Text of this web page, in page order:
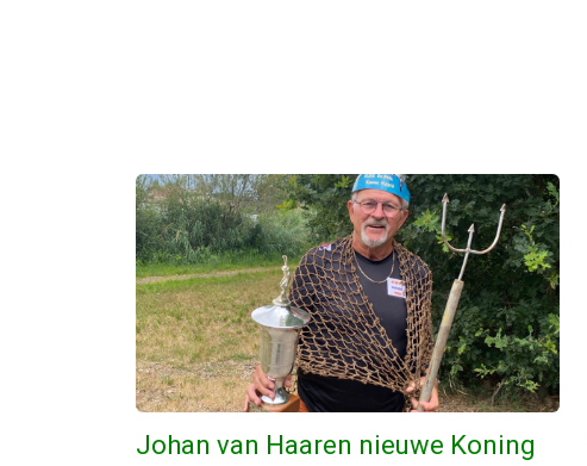
Johan van Haaren nieuwe Koning